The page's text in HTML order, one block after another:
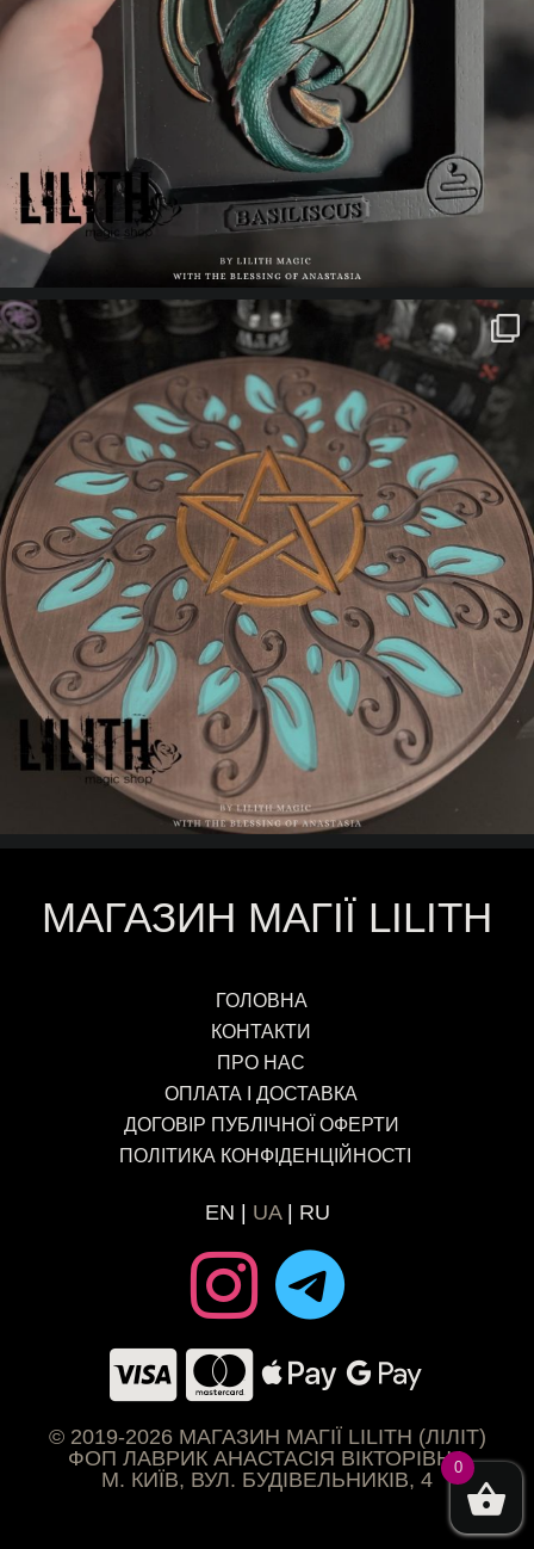
МАГАЗИН МАГІЇ LILITH
ГОЛОВНА
КОНТАКТИ
ПРО НАС
ОПЛАТА І ДОСТАВКА
ДОГОВІР ПУБЛІЧНОЇ ОФЕРТИ
ПОЛІТИКА КОНФІДЕНЦІЙНОСТІ
EN UA RU
© 2019-2026 МАГАЗИН МАГІЇ LILITH (ЛІЛІТ)
ФОП ЛАВРИК АНАСТАСІЯ ВІКТОРІВНА
М. КИЇВ, ВУЛ. БУДІВЕЛЬНИКІВ, 4
0